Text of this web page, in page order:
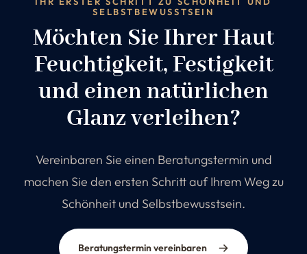
SELBSTBEWUSSTSEIN
Möchten Sie Ihrer Haut
Feuchtigkeit, Festigkeit
und einen natürlichen
Glanz verleihen?
Vereinbaren Sie einen Beratungstermin und
machen Sie den ersten Schritt auf Ihrem Weg zu
Schönheit und Selbstbewusstsein.
Beratungstermin vereinbaren